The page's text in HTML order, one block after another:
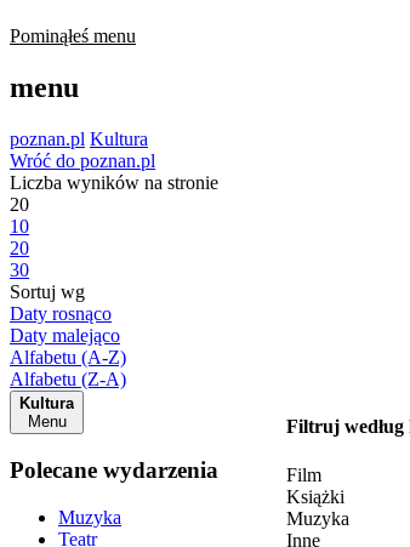
Pominąłeś menu
menu
poznan.pl Kultura
Wróć do poznan.pl
Liczba wyników na stronie
20
10
20
30
Sortuj wg
Daty rosnąco
Daty malejąco
Alfabetu (A-Z)
Alfabetu (Z-A)
Kultura
Menu
Polecane wydarzenia
Muzyka
Teatr
Filtruj według
Film
Książki
Muzyka
Inne